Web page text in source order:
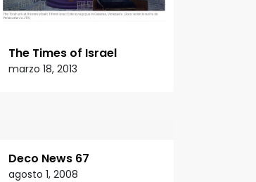
The Times of Israel
marzo 18, 2013
Deco News 67
agosto 1, 2008